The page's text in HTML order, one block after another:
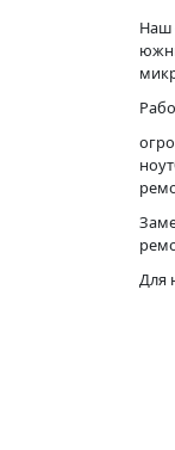
Наш
Для